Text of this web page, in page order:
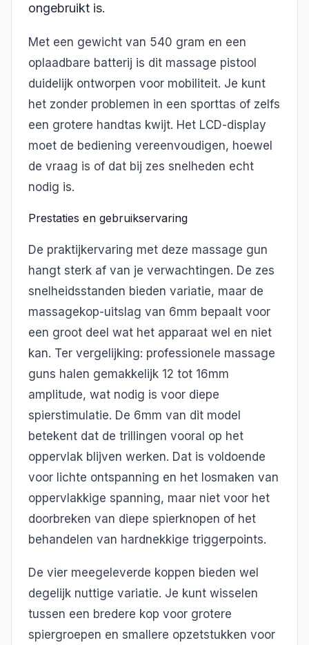
ongebruikt is.
Met een gewicht van 540 gram en een
oplaadbare batterij is dit massage pistool
duidelijk ontworpen voor mobiliteit. Je kunt
het zonder problemen in een sporttas of zelfs
een grotere handtas kwijt. Het LCD-display
moet de bediening vereenvoudigen, hoewel
de vraag is of dat bij zes snelheden echt
nodig is.
Prestaties en gebruikservaring
De praktijkervaring met deze massage gun
hangt sterk af van je verwachtingen. De zes
snelheidsstanden bieden variatie, maar de
massagekop-uitslag van 6mm bepaalt voor
een groot deel wat het apparaat wel en niet
kan. Ter vergelijking: professionele massage
guns halen gemakkelijk 12 tot 16mm
amplitude, wat nodig is voor diepe
spierstimulatie. De 6mm van dit model
betekent dat de trillingen vooral op het
oppervlak blijven werken. Dat is voldoende
voor lichte ontspanning en het losmaken van
oppervlakkige spanning, maar niet voor het
doorbreken van diepe spierknopen of het
behandelen van hardnekkige triggerpoints.
De vier meegeleverde koppen bieden wel
degelijk nuttige variatie. Je kunt wisselen
tussen een bredere kop voor grotere
spiergroepen en smallere opzetstukken voor